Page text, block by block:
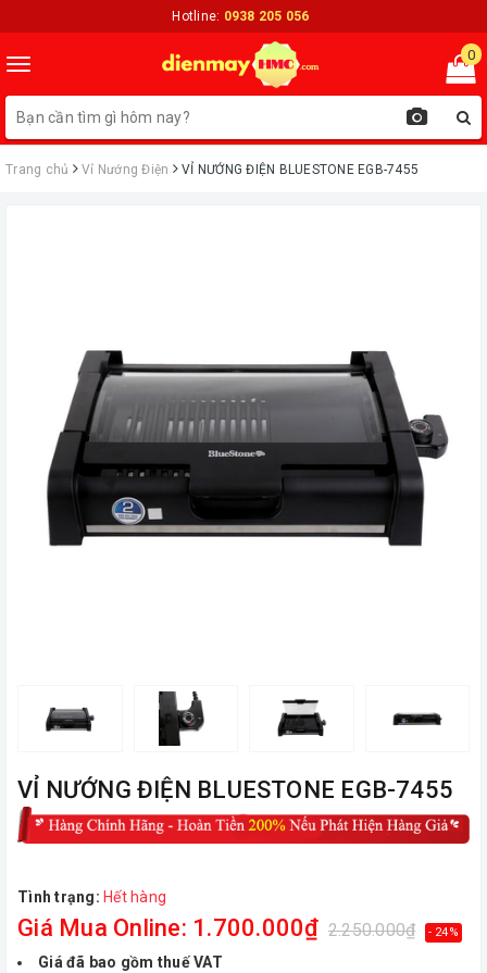
Hotline: 0938 205 056
Toggle
navigation
0
Trang chủ Vỉ Nướng Điện VỈ NƯỚNG ĐIỆN BLUESTONE EGB-7455
VỈ NƯỚNG ĐIỆN BLUESTONE EGB-7455
Tình trạng: Hết hàng
Giá Mua Online: 1.700.000₫ 2.250.000₫ - 24%
Giá đã bao gồm thuế VAT